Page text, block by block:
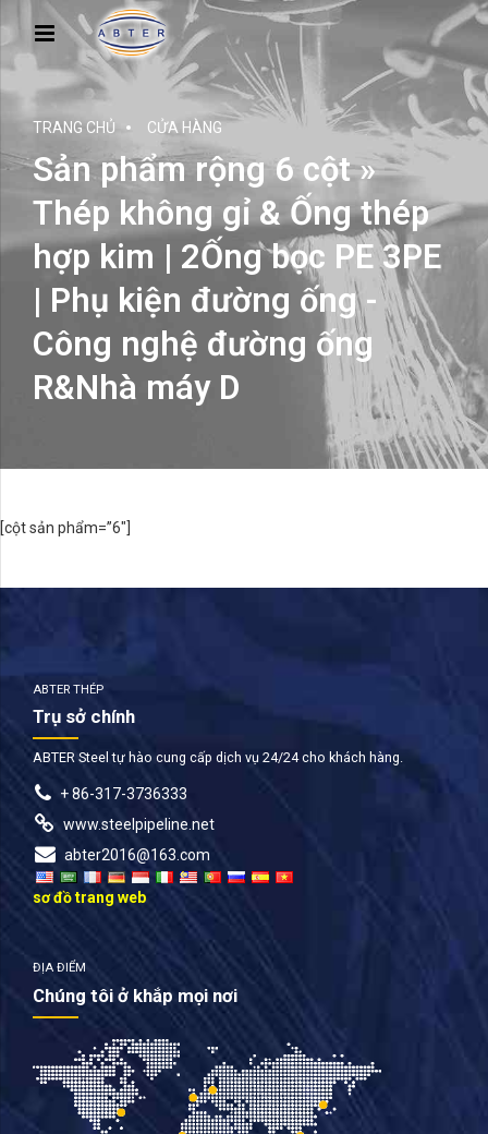
TRANG CHỦ CỬA HÀNG
Sản phẩm rộng 6 cột »
Thép không gỉ & Ống thép
hợp kim | 2Ống bọc PE 3PE
| Phụ kiện đường ống -
Công nghệ đường ống
R&Nhà máy D
[cột sản phẩm=”6″]
ABTER THÉP
Trụ sở chính
ABTER Steel tự hào cung cấp dịch vụ 24/24 cho khách hàng.
+ 86-317-3736333
www.steelpipeline.net
abter2016@163.com
sơ đồ trang web
ĐỊA ĐIỂM
Chúng tôi ở khắp mọi nơi